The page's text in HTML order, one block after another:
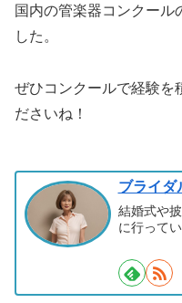
国内の管楽器コンクール
した。
ぜひコンクールで経験を
ださいね！
ブライダ
結婚式や
に行ってい